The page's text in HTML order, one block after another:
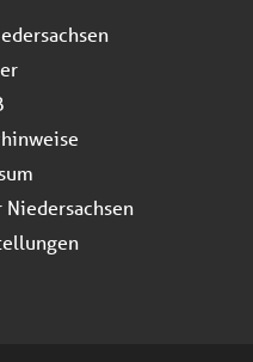
Niedersachsen